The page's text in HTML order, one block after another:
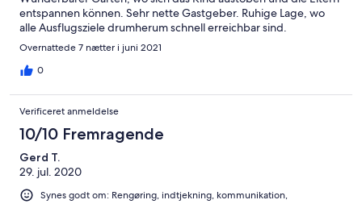
entspannen können. Sehr nette Gastgeber. Ruhige Lage, wo
alle Ausflugsziele drumherum schnell erreichbar sind.
Overnattede 7 nætter i juni 2021
0
Verificeret anmeldelse
10/10 Fremragende
Gerd T.
29. jul. 2020
Synes godt om: Rengøring, indtjekning, kommunikation,